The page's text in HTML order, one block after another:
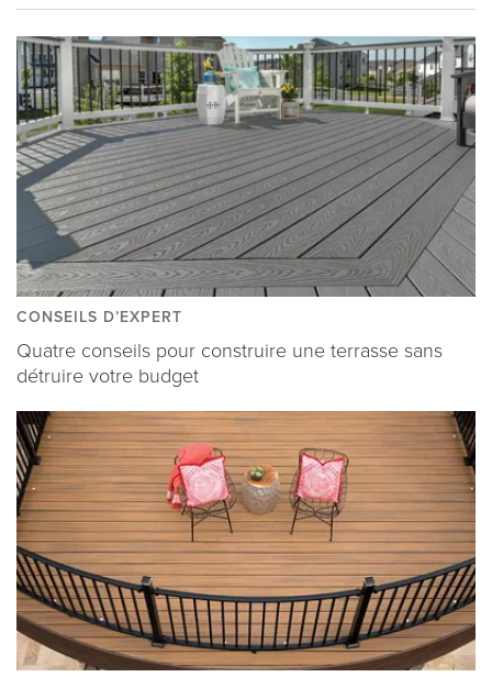
CONSEILS D’EXPERT
Quatre conseils pour construire une terrasse sans
détruire votre budget